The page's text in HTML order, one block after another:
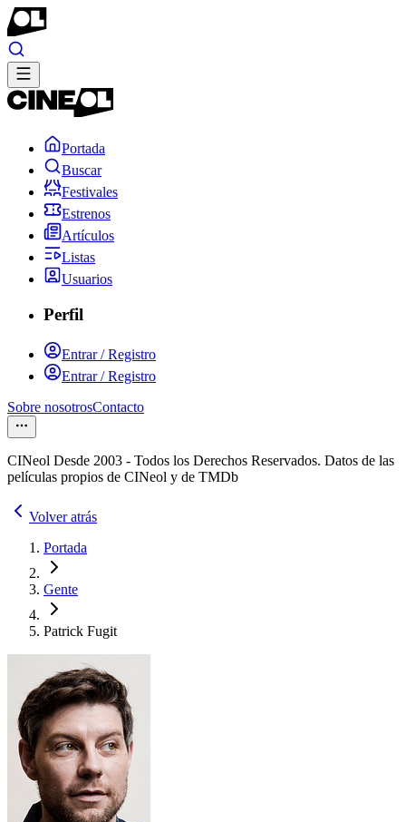
Portada
Buscar
Festivales
Estrenos
Artículos
Listas
Usuarios
Perfil
Entrar / Registro
Entrar / Registro
Sobre nosotrosContacto
CINeol Desde 2003 - Todos los Derechos Reservados. Datos de las
películas propios de CINeol y de TMDb
Volver atrás
Portada
Gente
Patrick Fugit